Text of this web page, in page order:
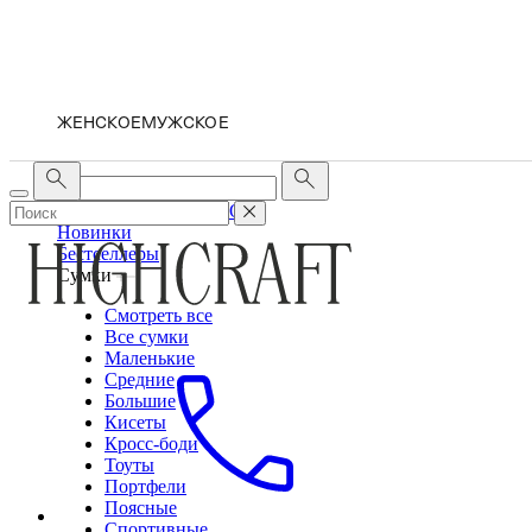
ЖЕНСКОЕ МУЖСКОЕ
МУЖСКОЕ
Новинки
Бестселлеры
Сумки
Смотреть все
Все сумки
Маленькие
Средние
Большие
Кисеты
Кросс-боди
Тоуты
Портфели
Поясные